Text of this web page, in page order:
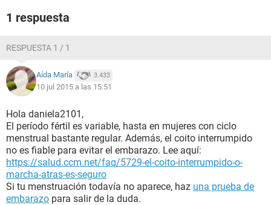
1 respuesta
RESPUESTA 1 / 1
Aída María 3.433
10 jul 2015 a las 15:51
Hola daniela2101,
El período fértil es variable, hasta en mujeres con ciclo
menstrual bastante regular. Además, el coito interrumpido
no es fiable para evitar el embarazo. Lee aquí:
https://salud.ccm.net/faq/5729-el-coito-interrumpido-o-
marcha-atras-es-seguro
Si tu menstruación todavía no aparece, haz una prueba de
embarazo para salir de la duda.